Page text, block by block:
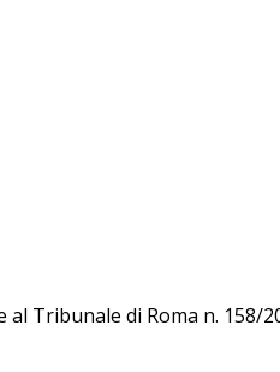
Tri­bu­na­le di Roma n. 158/​